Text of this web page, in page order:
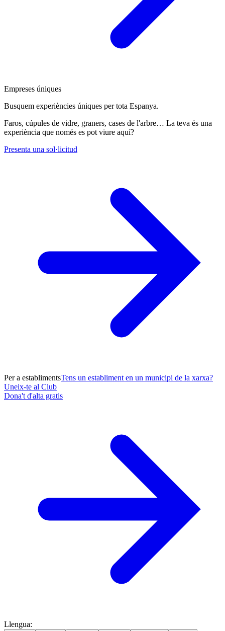
Empreses úniques
Busquem experiències úniques per tota Espanya.
Faros, cúpules de vidre, graners, cases de l'arbre… La teva és una
experiència que només es pot viure aquí?
Presenta una sol·licitud
Per a establimentsTens un establiment en un municipi de la xarxa?
Uneix-te al Club
Dona't d'alta gratis
Llengua: